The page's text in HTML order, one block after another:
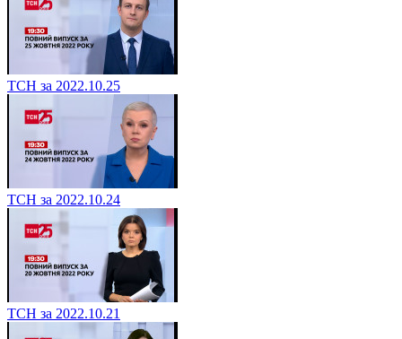
ТСН за 2022.10.25
ТСН за 2022.10.24
ТСН за 2022.10.21